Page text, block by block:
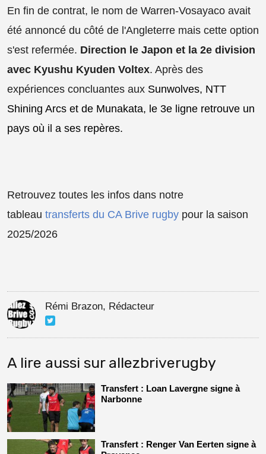
En fin de contrat, le nom de Warren-Vosayaco avait
été annoncé du côté de l'Angleterre mais cette option
s'est refermée. Direction le Japon et la 2e division
avec Kyushu Kyuden Voltex. Après des
expériences concluantes aux Sunwolves, NTT
Shining Arcs et de Munakata, le 3e ligne retrouve un
pays où il a ses repères.
Retrouvez toutes les infos dans notre
tableau transferts du CA Brive rugby pour la saison
2025/2026
Rémi Brazon, Rédacteur
A lire aussi sur allezbriverugby
Transfert : Loan Lavergne signe à
Narbonne
Transfert : Renger Van Eerten signe à